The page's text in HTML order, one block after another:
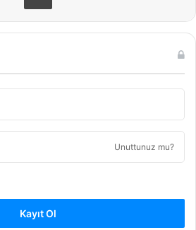
Unuttunuz mu?
Kayıt Ol